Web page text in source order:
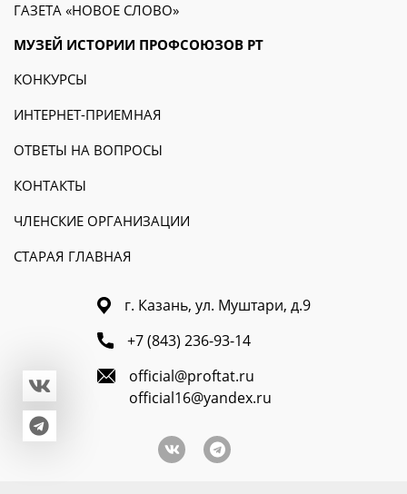
ГАЗЕТА «НОВОЕ СЛОВО»
МУЗЕЙ ИСТОРИИ ПРОФСОЮЗОВ РТ
КОНКУРСЫ
ИНТЕРНЕТ-ПРИЕМНАЯ
ОТВЕТЫ НА ВОПРОСЫ
КОНТАКТЫ
ЧЛЕНСКИЕ ОРГАНИЗАЦИИ
СТАРАЯ ГЛАВНАЯ
г. Казань, ул. Муштари, д.9
+7 (843) 236-93-14
official@proftat.ru
official16@yandex.ru